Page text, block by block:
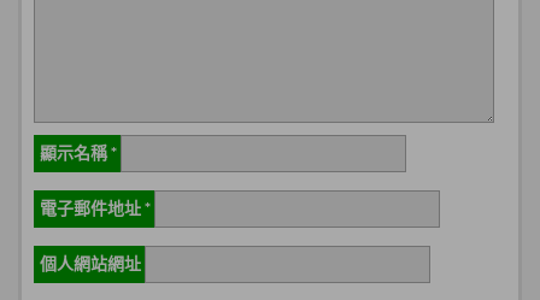
顯示名稱*
電子郵件地址*
個人網站網址